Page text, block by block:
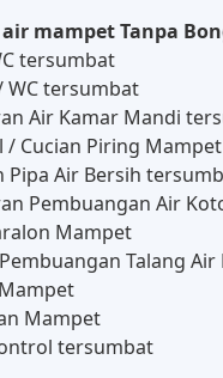
mampet Tanpa
tersumbat
WC tersumbat
Air Kamar Mandi
/ Cucian Piring Mampet
Pipa Air Bersih
Pembuangan Air
Mampet
Talang
Mampet
tersumbat